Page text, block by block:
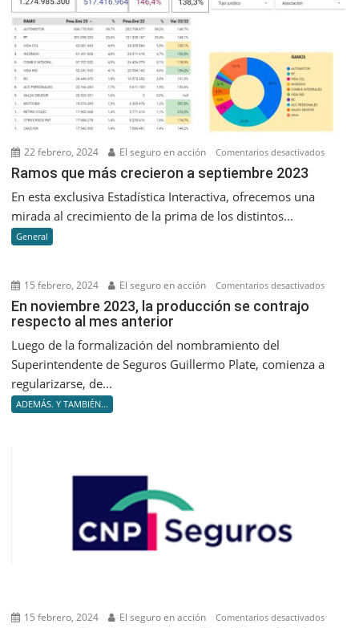
22 febrero, 2024 El seguro en acción Comentarios desactivadosen
Ramos que más crecieron a septiembre 2023
En esta exclusiva Estadística Interactiva, ofrecemos una
mirada al crecimiento de la prima de los distintos...
General
15 febrero, 2024 El seguro en acción Comentarios desactivadosen
En noviembre 2023, la producción se contrajo
respecto al mes anterior
Luego de la formalización del nombramiento del
Superintendente de Seguros Guillermo Plate, comienza a
regularizarse, de...
ADEMÁS. Y TAMBIÉN...
15 febrero, 2024 El seguro en acción Comentarios desactivadosen